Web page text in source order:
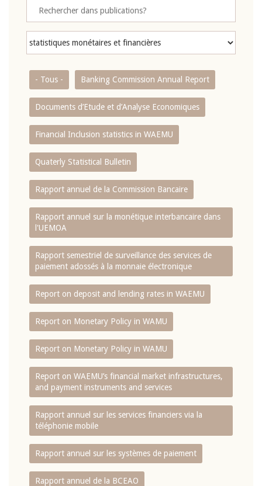
- Tous - Banking Commission Annual Report
Documents d’Etude et d’Analyse Economiques
Financial Inclusion statistics in WAEMU
Quaterly Statistical Bulletin
Rapport annuel de la Commission Bancaire
Rapport annuel sur la monétique interbancaire dans
l'UEMOA
Rapport semestriel de surveillance des services de
paiement adossés à la monnaie électronique
Report on deposit and lending rates in WAEMU
Report on Monetary Policy in WAMU
Report on Monetary Policy in WAMU
Report on WAEMU’s financial market infrastructures,
and payment instruments and services
Rapport annuel sur les services financiers via la
téléphonie mobile
Rapport annuel sur les systèmes de paiement
Rapport annuel de la BCEAO